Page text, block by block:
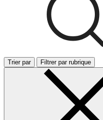
Trier par Filtrer par rubrique